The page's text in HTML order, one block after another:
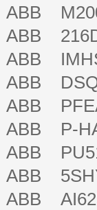
ABB
ABB
ABB
ABB
ABB
ABB P-
ABB
ABB
ABB